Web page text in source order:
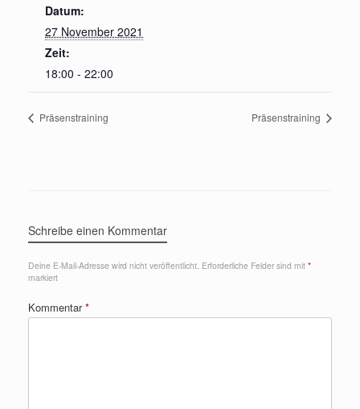
Datum:
27 November 2021
Zeit:
18:00 - 22:00
Präsenstraining Präsenstraining
Schreibe einen Kommentar
Deine E-Mail-Adresse wird nicht veröffentlicht. Erforderliche Felder sind mit *
markiert
Kommentar*